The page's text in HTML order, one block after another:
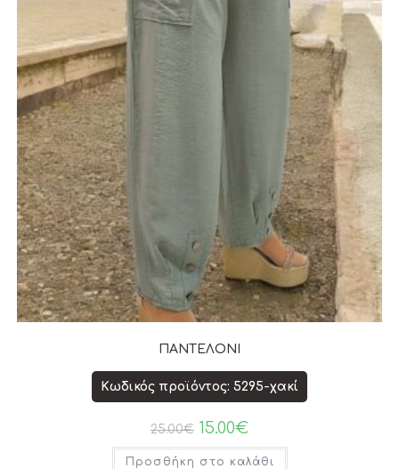
ΠΑΝΤΕΛΟΝΙ
Κωδικός προϊόντος: 5295-χακί
25.00€ 15.00€
Προσθήκη στο καλάθι